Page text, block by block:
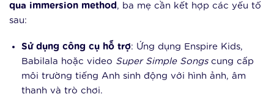
qua immersion method , ba mẹ cần kết hợp các yếu tố
sau:
Sử dụng công cụ hỗ trợ: Ứng dụng Enspire Kids,
Babilala hoặc video Super Simple Songscung cấp
môi trường tiếng Anh sinh động với hình ảnh, âm
thanh và trò chơi.